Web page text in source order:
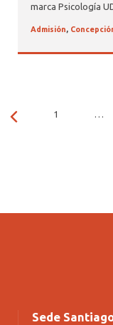
marca Psicología
Admisión,
1
Sede